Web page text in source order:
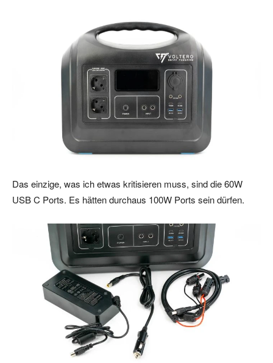
Das einzige, was ich etwas kritisieren muss, sind die 60W
USB C Ports. Es hätten durchaus 100W Ports sein dürfen.